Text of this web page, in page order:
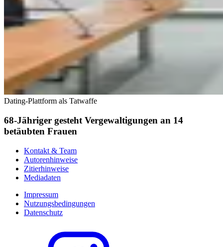
Dating-Plattform als Tatwaffe
68-Jähriger gesteht Vergewaltigungen an 14
betäubten Frauen
Kontakt & Team
Autorenhinweise
Zitierhinweise
Mediadaten
Impressum
Nutzungsbedingungen
Datenschutz